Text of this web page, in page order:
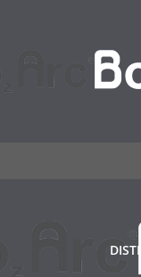
Accéder au